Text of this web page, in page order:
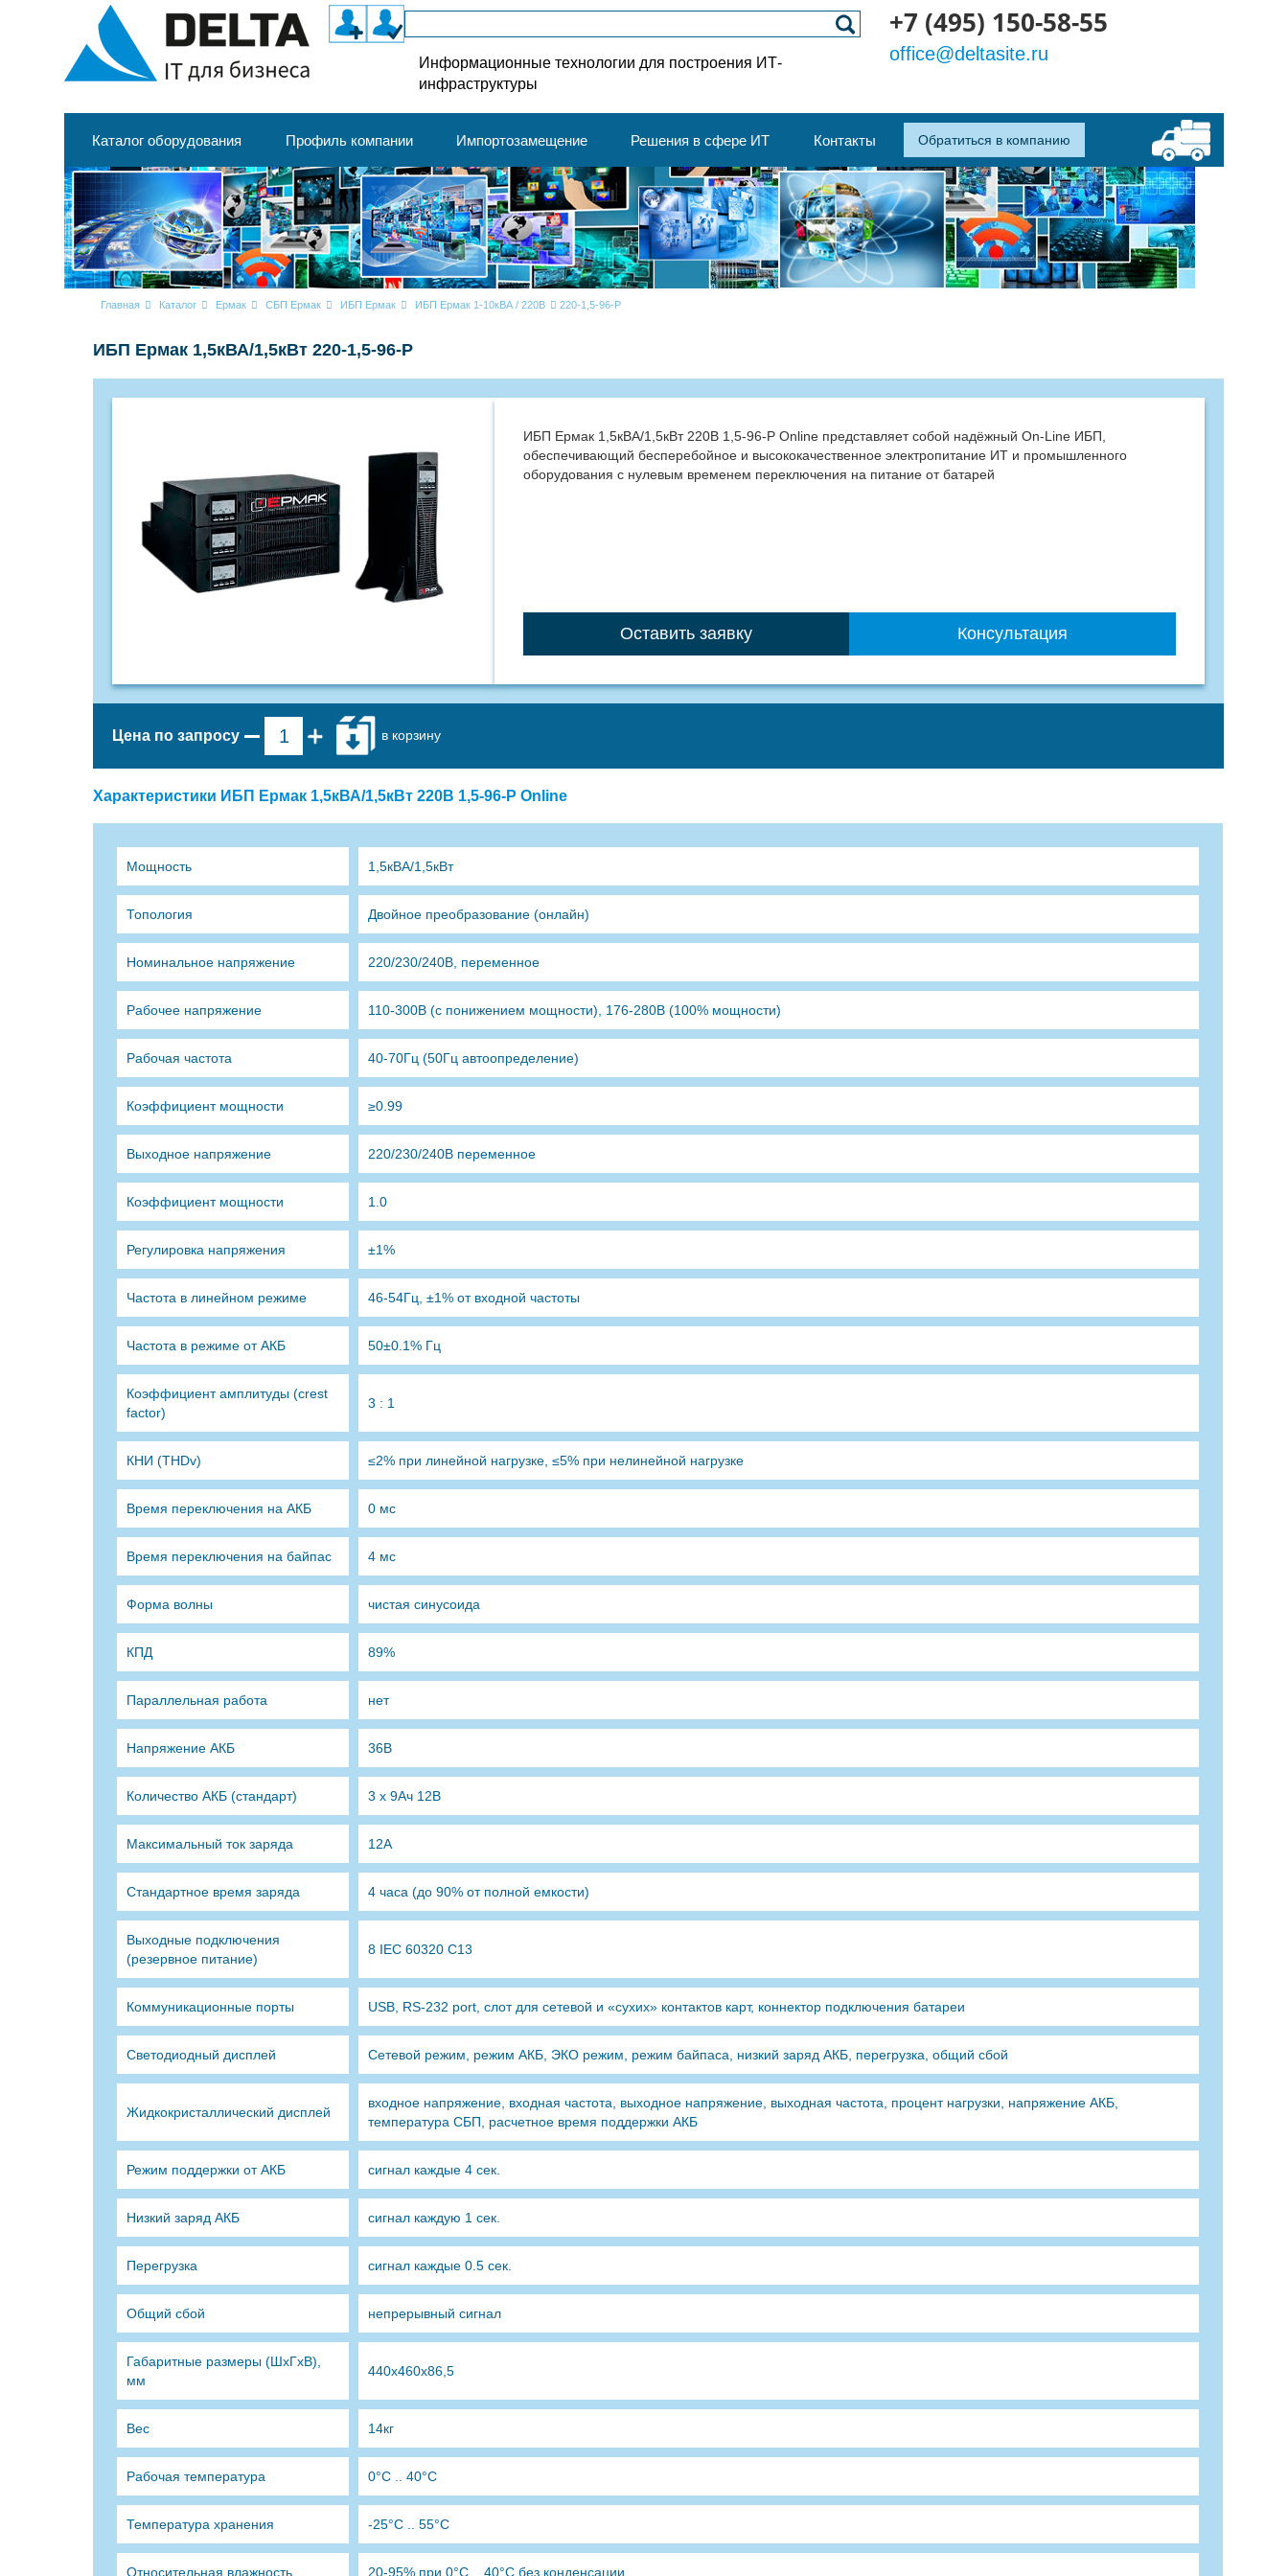
Информационные технологии для построения ИТ-
инфраструктуры
+7 (495) 150-58-55
office@deltasite.ru
Каталог оборудования Профиль компании Импортозамещение Решения в сфере ИТ Контакты Обратиться в компанию
Главная Каталог Ермак СБП Ермак ИБП Ермак ИБП Ермак 1-10кВА / 220В 220-1,5-96-Р
ИБП Ермак 1,5кВА/1,5кВт 220-1,5-96-Р
ИБП Ермак 1,5кВА/1,5кВт 220В 1,5-96-Р Online представля­ет собой надёжный Оn-Linе ИБП,
обеспечивающий беспе­ребойное и высококачественное электропитание ИТ и промышленного
оборудования с нулевым временем пере­ключения на питание от батарей
Оставить заявку Консультация
Цена по запросу в корзину
Характеристики ИБП Ермак 1,5кВА/1,5кВт 220В 1,5-96-Р Online
Мощность 1,5кВА/1,5кВт
Топология Двойное преобразование (онлайн)
Номинальное напряжение 220/230/240В, переменное
Рабочее напряжение 110-300В (с понижением мощности), 176-280В (100% мощности)
Рабочая частота 40-70Гц (50Гц автоопределение)
Коэффициент мощности ≥0.99
Выходное напряжение 220/230/240В переменное
Коэффициент мощности 1.0
Регулировка напряжения ±1%
Частота в линейном режиме 46-54Гц, ±1% от входной частоты
Частота в режиме от АКБ 50±0.1% Гц
Коэффициент амплитуды (crest
factor)
3 : 1
КНИ (THDv) ≤2% при линейной нагрузке, ≤5% при нелинейной нагрузке
Время переключения на АКБ 0 мс
Время переключения на байпас 4 мс
Форма волны чистая синусоида
КПД 89%
Параллельная работа нет
Напряжение АКБ 36В
Количество АКБ (стандарт) 3 x 9Ач 12В
Максимальный ток заряда 12А
Стандартное время заряда 4 часа (до 90% от полной емкости)
Выходные подключения
(резервное питание)
8 IEC 60320 C13
Коммуникационные порты USB, RS-232 port, слот для сетевой и «сухих» контактов карт, коннектор подключения батареи
Светодиодный дисплей Cетевой режим, режим АКБ, ЭКО режим, режим байпаса, низкий заряд АКБ, перегрузка, общий сбой
Жидкокристаллический дисплей
входное напряжение, входная частота, выходное напряжение, выходная частота, процент нагрузки, напряжение АКБ,
температура СБП, расчетное время поддержки АКБ
Режим поддержки от АКБ сигнал каждые 4 сек.
Низкий заряд АКБ сигнал каждую 1 сек.
Перегрузка сигнал каждые 0.5 сек.
Общий сбой непрерывный сигнал
Габаритные размеры (ШхГхВ),
мм
440х460х86,5
Вес 14кг
Рабочая температура 0°C .. 40°C
Температура хранения -25°C .. 55°C
Относительная влажность 20-95% при 0°C .. 40°C без конденсации